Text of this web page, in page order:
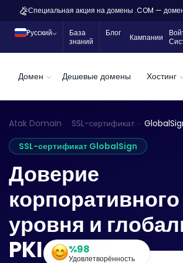
Специальная акция на домены .COM —
Pусский
База
знаний
Блог Кампании
Домен Дешевые домены Хостинг
Atak Domain SSL-сертификат
SSL-сертификат GlobalSign
Доверие
корпоративного
уровня и
PKI
%98
Удовлетворённость